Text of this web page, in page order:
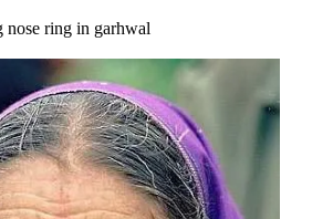
nose ring in garhwal